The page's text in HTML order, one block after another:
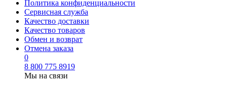
Политика конфиденциальности
Сервисная служба
Качество доставки
Качество товаров
Обмен и возврат
Отмена заказа
0
8 800 775 8919
Мы на связи